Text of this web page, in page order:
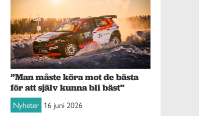
”Man måste köra mot de bästa
för att själv kunna bli bäst”
Nyheter 16 juni 2026